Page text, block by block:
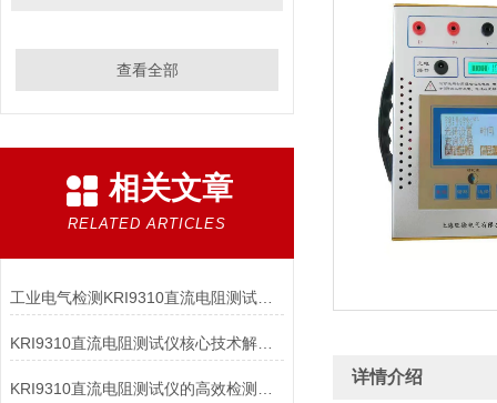
查看全部
相关文章
RELATED ARTICLES
工业电气检测KRI9310直流电阻测试仪高效精准适配变压器/电机等多场景
KRI9310直流电阻测试仪核心技术解析：如何实现高精度微欧级电阻测量？
详情介绍